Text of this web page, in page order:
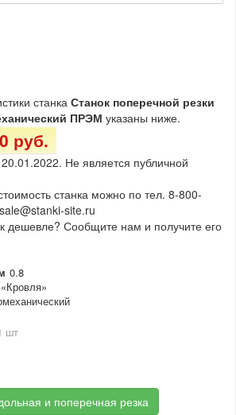
станка Станок поперечной резки
ПРЭМ указаны ниже.
руб.
Не является публичной
станка можно по тел. 8-800-
site.ru
дешевле? Сообщите нам и получите его
0.8
шт
и поперечная резка